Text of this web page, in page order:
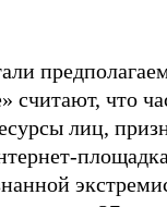
что
лиц,